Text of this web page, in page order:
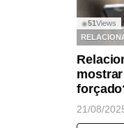
◉51 Views
21/08/